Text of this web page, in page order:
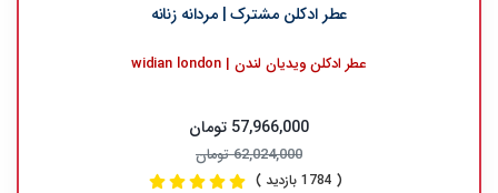
عطر ادکلن مشترک | مردانه زنانه
عطر ادکلن ویدیان لندن | widian london
57,966,000 تومان
62,024,000 تومان
( 1784 بازدید )